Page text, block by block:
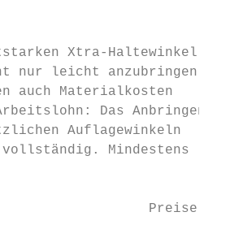
Xtra-Haltewinkel
nur leicht anzubringen,
auch Materialkosten
Das Anbringen
Auflagewinkeln
Mindestens
Preise